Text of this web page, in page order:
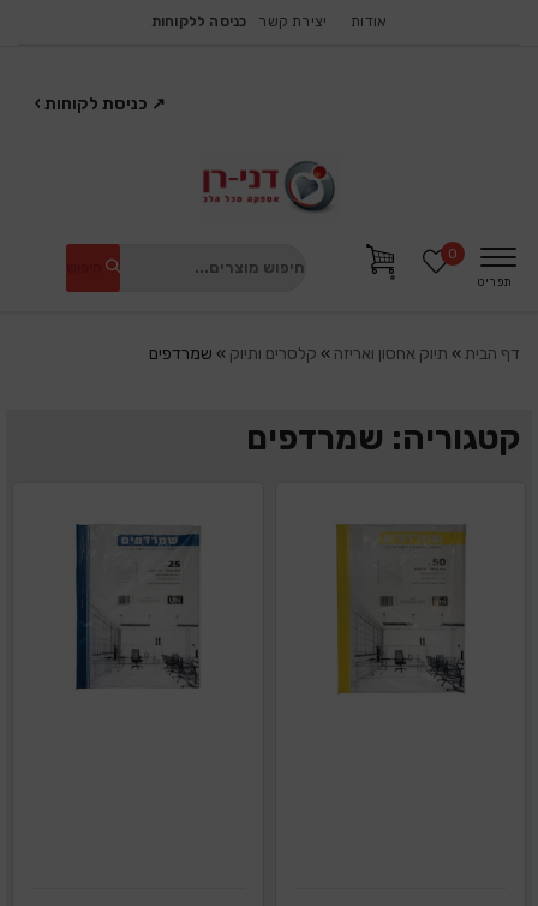
אודות יצירת קשר כניסה ללקוחות
↗ כניסת לקוחות ›
תפריט
0
דף הבית» תיוק אחסון ואריזה » קלסרים ותיוק » שמרדפים
קטגוריה: שמרדפים